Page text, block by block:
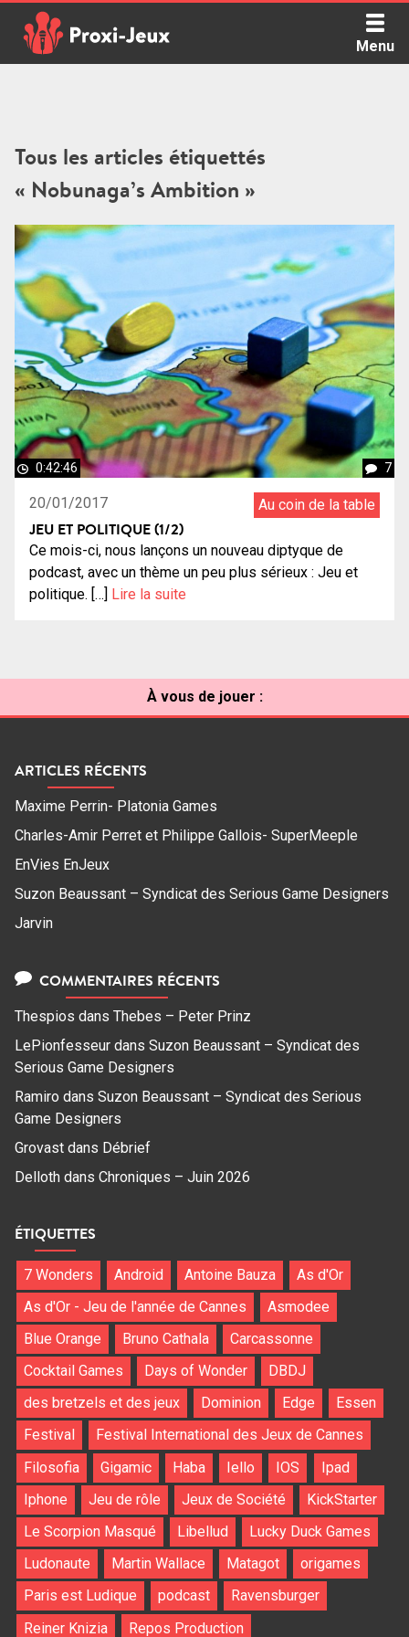
content
Menu
Tous les articles étiquettés
« Nobunaga’s Ambition »
0:42:46 7
20/01/2017 Au coin de la table
JEU ET POLITIQUE (1/2)
Ce mois-ci, nous lançons un nouveau diptyque de
podcast, avec un thème un peu plus sérieux : Jeu et
politique. […] Lire la suite
À vous de jouer :
ARTICLES RÉCENTS
Maxime Perrin- Platonia Games
Charles-Amir Perret et Philippe Gallois- SuperMeeple
EnVies EnJeux
Suzon Beaussant – Syndicat des Serious Game Designers
Jarvin
COMMENTAIRES RÉCENTS
Thespios dans Thebes – Peter Prinz
LePionfesseur dans Suzon Beaussant – Syndicat des
Serious Game Designers
Ramiro dans Suzon Beaussant – Syndicat des Serious
Game Designers
Grovast dans Débrief
Delloth dans Chroniques – Juin 2026
ÉTIQUETTES
7 Wonders Android Antoine Bauza
As d'Or
As d'Or - Jeu de l'année de Cannes
Asmodee
Blue Orange
Bruno Cathala
Carcassonne
Cocktail Games
Days of Wonder
DBDJ
des bretzels et des jeux
Dominion Edge
Essen
Festival
Festival International des Jeux de Cannes
Filosofia
Gigamic Haba Iello IOS
Ipad
Iphone
Jeu de rôle Jeux de Société
KickStarter
Le Scorpion Masqué
Libellud
Lucky Duck Games
Ludonaute
Martin Wallace Matagot
origames
Paris est Ludique
podcast
Ravensburger
Reiner Knizia
Repos Production